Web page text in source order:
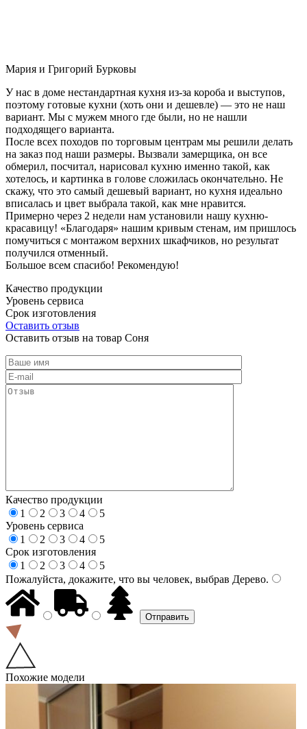
Мария и Григорий Бурковы
У нас в доме нестандартная кухня из-за короба и выступов,
поэтому готовые кухни (хоть они и дешевле) — это не наш
вариант. Мы с мужем много где были, но не нашли
подходящего варианта.
После всех походов по торговым центрам мы решили делать
на заказ под наши размеры. Вызвали замерщика, он все
обмерил, посчитал, нарисовал кухню именно такой, как
хотелось, и картинка в голове сложилась окончательно. Не
скажу, что это самый дешевый вариант, но кухня идеально
вписалась и цвет выбрала такой, как мне нравится.
Примерно через 2 недели нам установили нашу кухню-
красавицу! «Благодаря» нашим кривым стенам, им пришлось
помучиться с монтажом верхних шкафчиков, но результат
получился отменный.
Большое всем спасибо! Рекомендую!
Качество продукции
Уровень сервиса
Срок изготовления
Оставить отзыв
Оставить отзыв на товар Соня
Качество продукции
1
2 3 4
5
Уровень сервиса
1
2 3 4
5
Срок изготовления
1
2 3 4
5
Пожалуйста, докажите, что вы человек, выбрав Дерево.
Похожие модели